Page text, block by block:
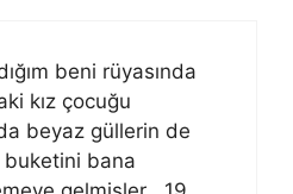
beni rüyasında
kız çocuğu
beyaz güllerin de
buketini bana